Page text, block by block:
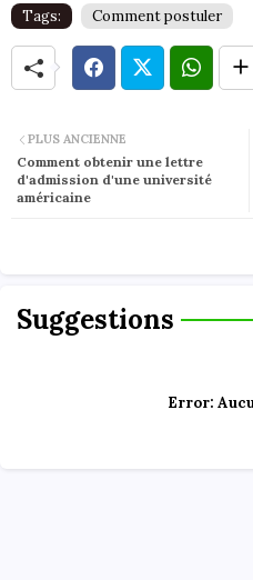
Tags: Comment postuler
PLUS ANCIENNE
Comment obtenir une lettre
d'admission d'une université
américaine
Suggestions
Error: